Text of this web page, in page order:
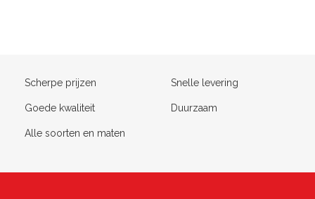
Scherpe prijzen Snelle levering
Goede kwaliteit Duurzaam
Alle soorten en maten